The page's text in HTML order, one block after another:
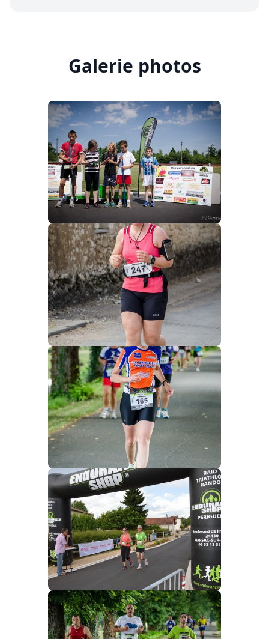
Galerie photos